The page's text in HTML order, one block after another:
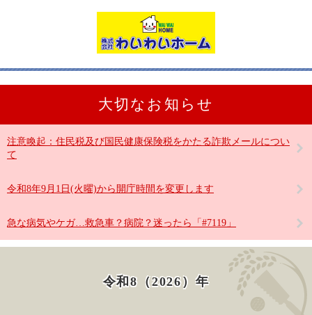
大切なお知らせ
注意喚起：住民税及び国民健康保険税をかたる詐欺メールについ
て
令和8年9月1日(火曜)から開庁時間を変更します
急な病気やケガ…救急車？病院？迷ったら「#7119」
令和8（2026）年